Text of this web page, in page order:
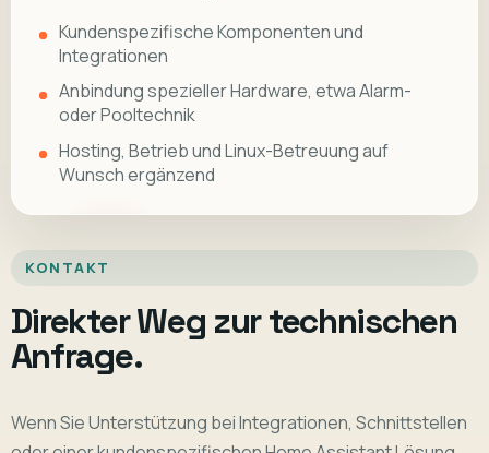
Kundenspezifische Komponenten und
Integrationen
Anbindung spezieller Hardware, etwa Alarm-
oder Pooltechnik
Hosting, Betrieb und Linux-Betreuung auf
Wunsch ergänzend
KONTAKT
Direkter Weg zur technischen
Anfrage.
Wenn Sie Unterstützung bei Integrationen, Schnittstellen